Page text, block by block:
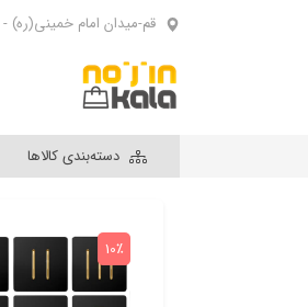
قم-میدان امام خمینی(ره)
دسته‌بندی کالاها
10٪